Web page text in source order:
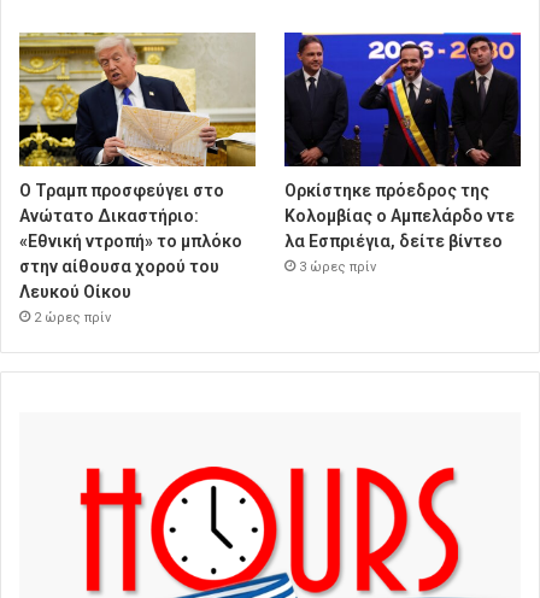
Ο Τραμπ προσφεύγει στο
Ανώτατο Δικαστήριο:
«Εθνική ντροπή» το μπλόκο
στην αίθουσα χορού του
Λευκού Οίκου
2 ώρες πρίν
Ορκίστηκε πρόεδρος της
Κολομβίας ο Αμπελάρδο ντε
λα Εσπριέγια, δείτε βίντεο
3 ώρες πρίν